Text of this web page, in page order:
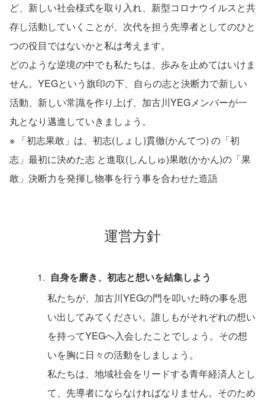
ど、新しい社会様式を取り入れ、新型コロナウイルスと共
存し活動していくことが、次代を担う先導者としてのひと
つの役目ではないかと私は考えます。
どのような逆境の中でも私たちは、歩みを止めてはいけま
せん。YEGという旗印の下、自らの志と決断力で新しい
活動、新しい常識を作り上げ、加古川YEGメンバーが一
丸となり邁進していきましょう。
※ 「初志果敢」は、初志(しょし)貫徹(かんてつ) の「初
志」最初に決めた志 と進取(しんしゅ)果敢(かかん)の「果
敢」決断力を発揮し物事を行う事を合わせた造語
運営方針
自身を磨き、初志と想いを結集しよう
私たちが、加古川YEGの門を叩いた時の事を思
い出してみてください。誰しもがそれぞれの想い
を持ってYEGへ入会したことでしょう。その想
いを胸に日々の活動をしましょう。
私たちは、地域社会をリードする青年経済人とし
て、先導者にならなければなりません。そのため